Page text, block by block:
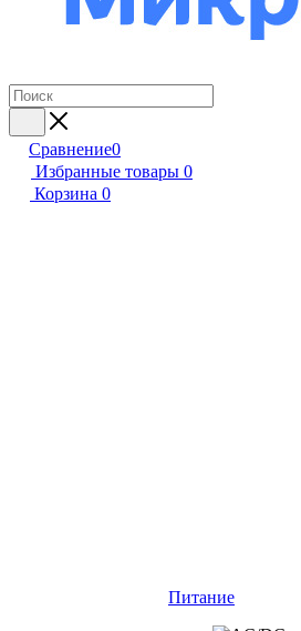
Сравнение0
Избранные товары 0
Корзина 0
Питание